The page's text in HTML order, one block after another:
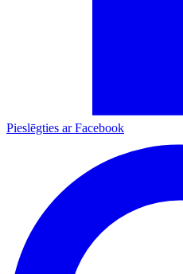
Pieslēgties ar Facebook